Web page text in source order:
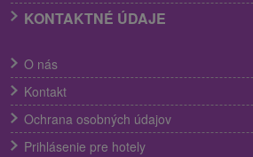
KONTAKTNÉ ÚDAJE
O nás
Kontakt
Ochrana osobných údajov
Prihlásenie pre hotely